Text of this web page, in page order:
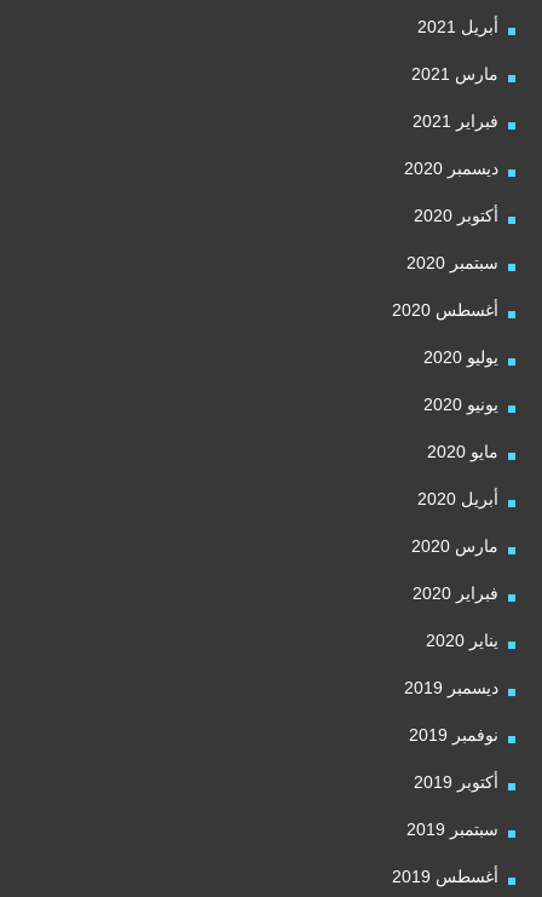
أبريل 2021
مارس 2021
فبراير 2021
ديسمبر 2020
أكتوبر 2020
سبتمبر 2020
أغسطس 2020
يوليو 2020
يونيو 2020
مايو 2020
أبريل 2020
مارس 2020
فبراير 2020
يناير 2020
ديسمبر 2019
نوفمبر 2019
أكتوبر 2019
سبتمبر 2019
أغسطس 2019